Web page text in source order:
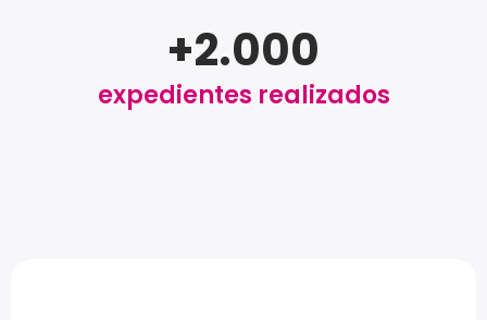
expedientes realizados
+2.000